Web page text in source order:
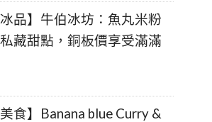
冰品】牛伯冰坊：魚丸米粉
藏甜點，銅板價享受滿滿
美食】Banana blue Curry &